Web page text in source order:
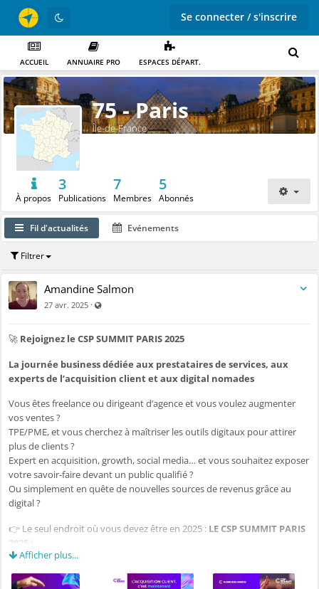
Se connecter / s'inscrire
ACCUEIL ANNUAIRE PRO ESPACES DÉPART.
75 - Paris
Île-de-France
À propos
3
Publications
7
Membres
5
Abonnés
Fil d'actualités Evénements
Filtrer
Amandine Salmon
27 avr. 2025 ·
🚀 Rejoignez le CSP SUMMIT PARIS 2025
La journée business dédiée aux prestataires de services, aux
experts de l’acquisition client et aux digital nomades
Vous êtes freelance ou dirigeant d’agence et vous voulez augmenter
vos ventes ?
TPE/PME, et vous cherchez à maîtriser les outils digitaux pour attirer
plus de clients ?
Expert en acquisition, growth, social media… et vous souhaitez exposer
votre savoir-faire devant un public qualifié ?
Ou simplement en quête de nouvelles sources de revenus grâce au
digital ?
👉 Le seul endroit où vous devez être en 2025 : LE CSP SUMMIT PARIS
2025 !
💡 Un seul objectif :
booster votre stratégie d'acquisition client et
Afficher plus...